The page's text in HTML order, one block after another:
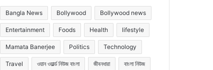
Bangla News Bollywood Bollywood news
Entertainment Foods Health lifestyle
Mamata Banerjee Politics Technology
Travel ওয়ান ওয়ার্ল্ড নিউজ বাংলা জীবনধারা বাংলা নিউজ